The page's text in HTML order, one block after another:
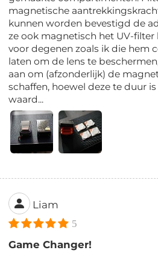
magnetische
kunnen worden bevestigd de
ze ook magnetisch het UV-filter
voor degenen zoals ik die hem
laten om de lens te
aan om (afzonderlijk) de
schaffen, hoewel deze te duur
waard...
Liam
5
Game Changer!